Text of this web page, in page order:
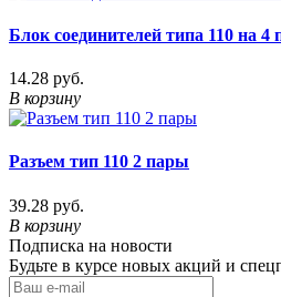
Блок соединителей типа 110 на 4
14.28 руб.
В корзину
Разъем тип 110 2 пары
39.28 руб.
В корзину
Подписка на новости
Будьте в курсе новых акций и